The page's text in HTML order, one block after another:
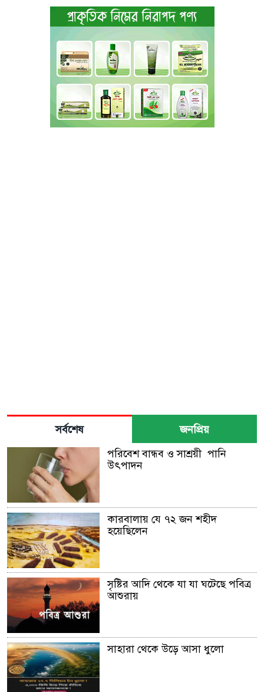
সর্বশেষ
জনপ্রিয়
পরিবেশ বান্ধব ও সাশ্রয়ী পানি
উৎপাদন
কারবালায় যে ৭২ জন শহীদ
হয়েছিলেন
সৃষ্টির আদি থেকে যা যা ঘটেছে পবিত্র
আশুরায়
সাহারা থেকে উড়ে আসা ধুলো